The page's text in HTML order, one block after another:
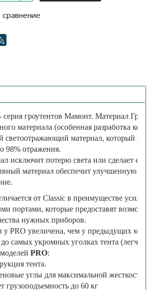
серия гроутентов Мамонт. Материал
материала (особенная разработка
светоотражающий материал, который
98% отражения.
исключит потерю света или сделает ее
материал обеспечит улучшенную
от Classic в преимуществе
портами, которые предоставят
нужных приборов.
у PRO увеличена, чем у предыдущих
до самых укромных уголках тента (легче
PRO:
тента.
углы для максимальной жесткости.
грузоподъемность до 60 кг